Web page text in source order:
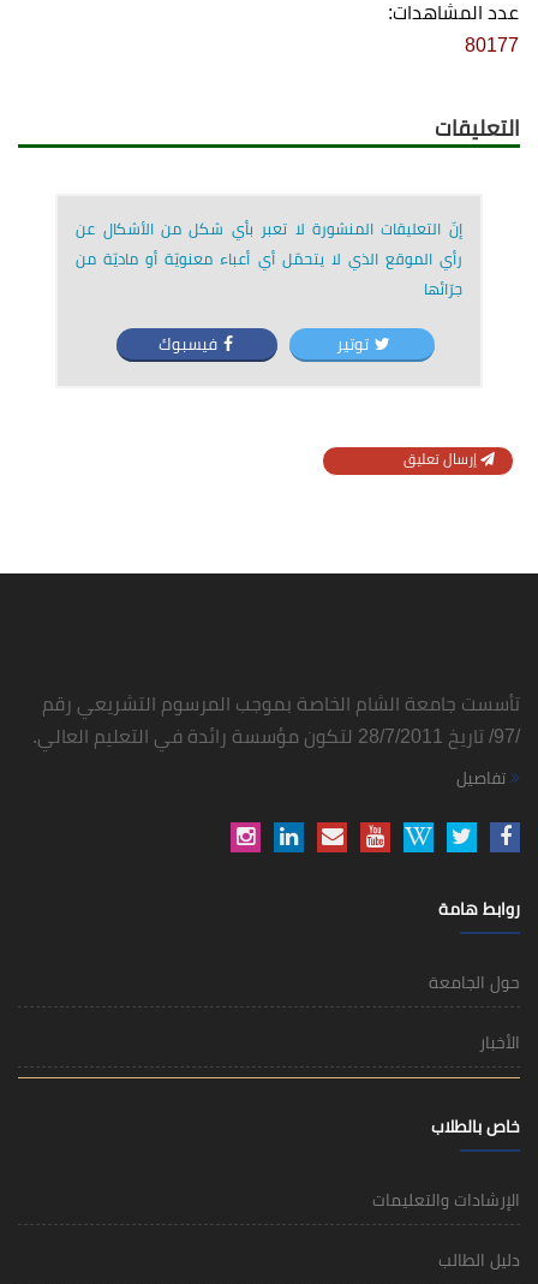
عدد المشاهدات:
80177
التعليقات
إنّ التعليقات المنشورة لا تعبر بأي شكل من الأشكال عن
رأي الموقع الذي لا يتحمّل أي أعباء معنويّة أو ماديّة من
جرّائها
توتير فيسبوك
إرسال تعليق
تأسست جامعة الشام الخاصة بموجب المرسوم التشريعي رقم
/97/ تاريخ 28/7/2011 لتكون مؤسسة رائدة في التعليم العالي.
تفاصيل
روابط هامة
حول الجامعة
الأخبار
خاص بالطلاب
الإرشادات والتعليمات
دليل الطالب